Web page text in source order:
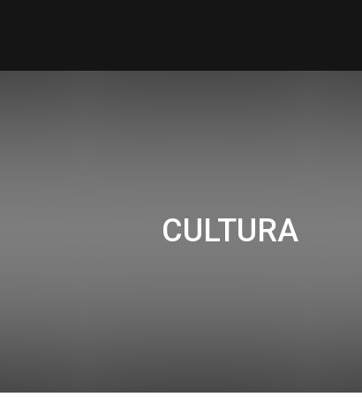
CULTURA